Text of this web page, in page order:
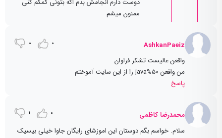
دوست دارم انجامش بدم اگه بتونی کمکم کنی
ممنون میشم
AshkanPaeiz
0
0
واقعن عالیست تشکر فراوان
من واقعن ۵۰%java را از این سایت آموختم
پاسخ
محمدرضا کاظمی 0
1
سلام. خواسم بگم دوستان این اموزشای رایگان جاوا خیلی بیسیک